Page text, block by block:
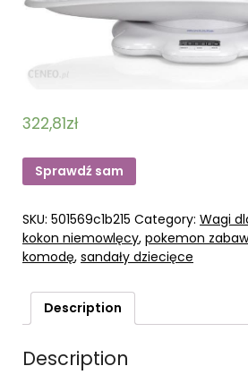
322,81zł
Sprawdź sam
SKU: 501569c1b215 Category: Wagi
kokon niemowlęcy, pokemon
komodę, sandały dziecięce
Description
Description